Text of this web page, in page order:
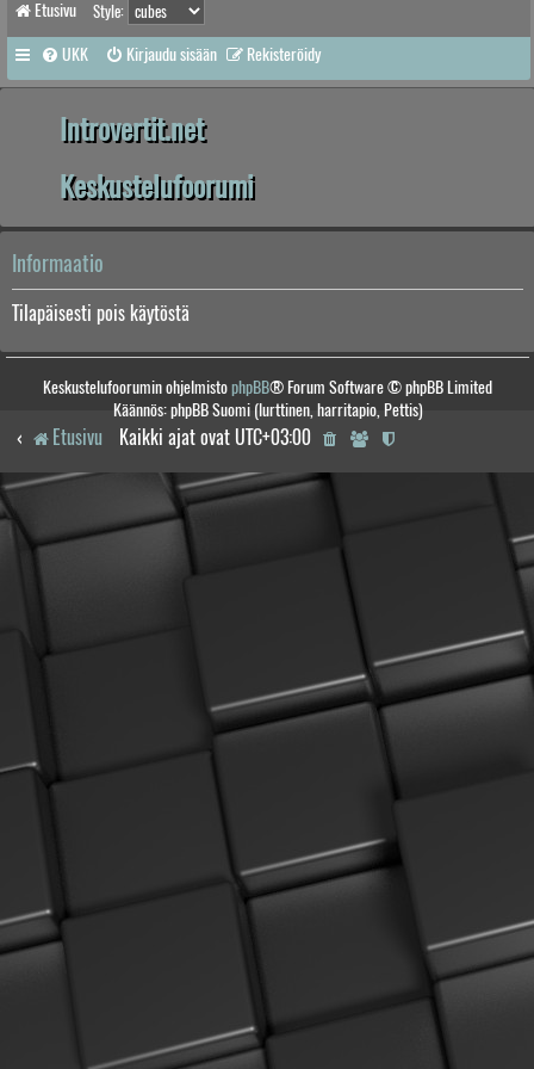
Etusivu Style:
UKK Kirjaudu sisään Rekisteröidy
Introvertit.net
Keskustelufoorumi
Informaatio
Tilapäisesti pois käytöstä
Keskustelufoorumin ohjelmistophpBB® Forum Software © phpBB Limited
Käännös: phpBB Suomi (lurttinen, harritapio, Pettis)
Etusivu Kaikki ajat ovat UTC+03:00